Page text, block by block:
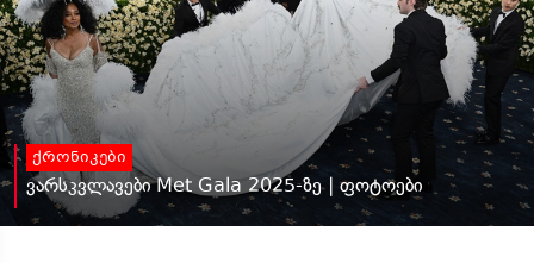
ქრონიკები
ვარსკვლავები Met Gala 2025-ზე | ფოტოები